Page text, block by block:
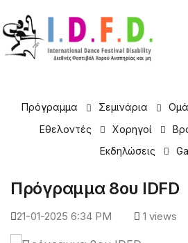
IDFD 2025 >
Πρόγραμμα Σεμινάρια
Εθελοντές
Χορηγοί
Εκδηλώσεις
Πρόγραμμα 8ου IDFD
21-01-2025 6:34 PM 1 views